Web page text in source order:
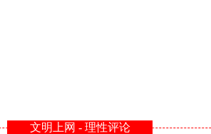
文明上网 - 理性评论